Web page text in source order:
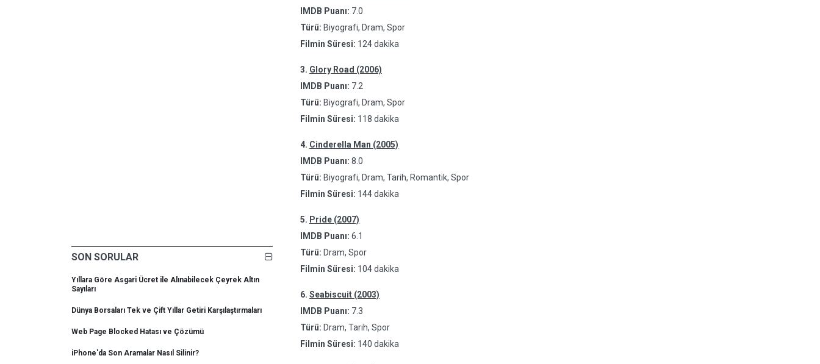
SON SORULAR
Yıllara Göre Asgari Ücret ile Alınabilecek Çeyrek Altın
Sayıları
Dünya Borsaları Tek ve Çift Yıllar Getiri Karşılaştırmaları
Web Page Blocked Hatası ve Çözümü
iPhone'da Son Aramalar Nasıl Silinir?
IMDB Puanı: 7.0
Türü: Biyografi, Dram, Spor
Filmin Süresi: 124 dakika
3. Glory Road (2006)
IMDB Puanı: 7.2
Türü: Biyografi, Dram, Spor
Filmin Süresi: 118 dakika
4. Cinderella Man (2005)
IMDB Puanı: 8.0
Türü: Biyografi, Dram, Tarih, Romantik, Spor
Filmin Süresi: 144 dakika
5. Pride (2007)
IMDB Puanı: 6.1
Türü: Dram, Spor
Filmin Süresi: 104 dakika
6. Seabiscuit (2003)
IMDB Puanı: 7.3
Türü: Dram, Tarih, Spor
Filmin Süresi: 140 dakika